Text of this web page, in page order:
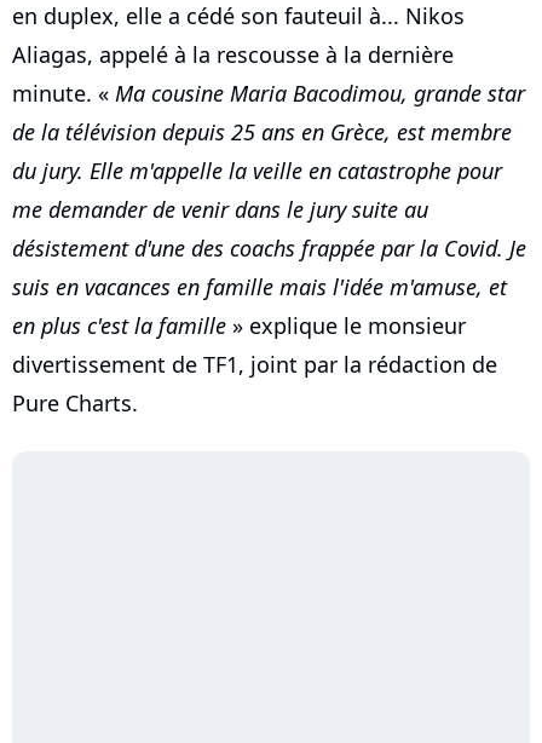
en duplex, elle a cédé son fauteuil à... Nikos
Aliagas, appelé à la rescousse à la dernière
minute. « Ma cousine Maria Bacodimou, grande star
de la télévision depuis 25 ans en Grèce, est membre
du jury. Elle m'appelle la veille en catastrophe pour
me demander de venir dans le jury suite au
désistement d'une des coachs frappée par la Covid. Je
suis en vacances en famille mais l'idée m'amuse, et
en plus c'est la famille » explique le monsieur
divertissement de TF1, joint par la rédaction de
Pure Charts.